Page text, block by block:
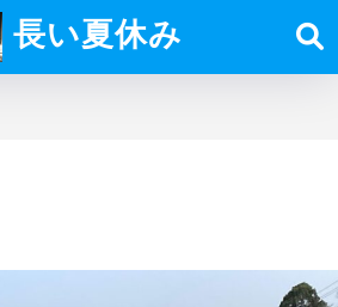
長い夏休み